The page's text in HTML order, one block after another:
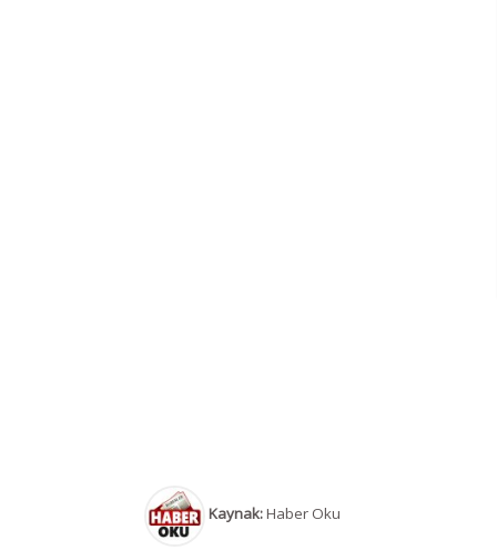
Kaynak:Haber Oku